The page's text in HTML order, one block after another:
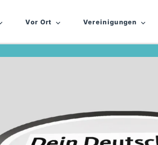
Vor Ort Vereinigungen